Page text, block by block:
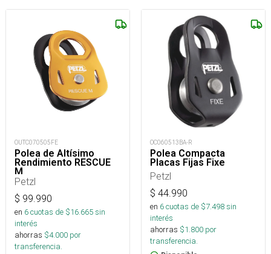
OUTC070505FE
Polea de Altísimo
Rendimiento RESCUE
M
Petzl
$ 99.990
en 6cuotas de $16.665sin
interés
ahorras $4.000 por
transferencia.
OC060513BA-R
Polea Compacta
Placas Fijas Fixe
Petzl
$ 44.990
en 6cuotas de $7.498sin
interés
ahorras $1.800 por
transferencia.